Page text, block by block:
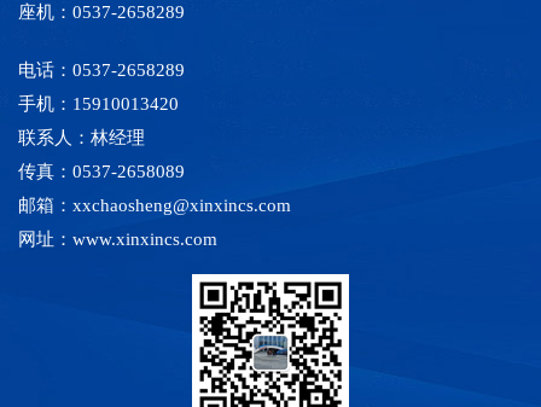
座机：0537-2658289
电话：0537-2658289
手机：15910013420
联系人：林经理
传真：0537-2658089
邮箱：xxchaosheng@xinxincs.com
网址：www.xinxincs.com